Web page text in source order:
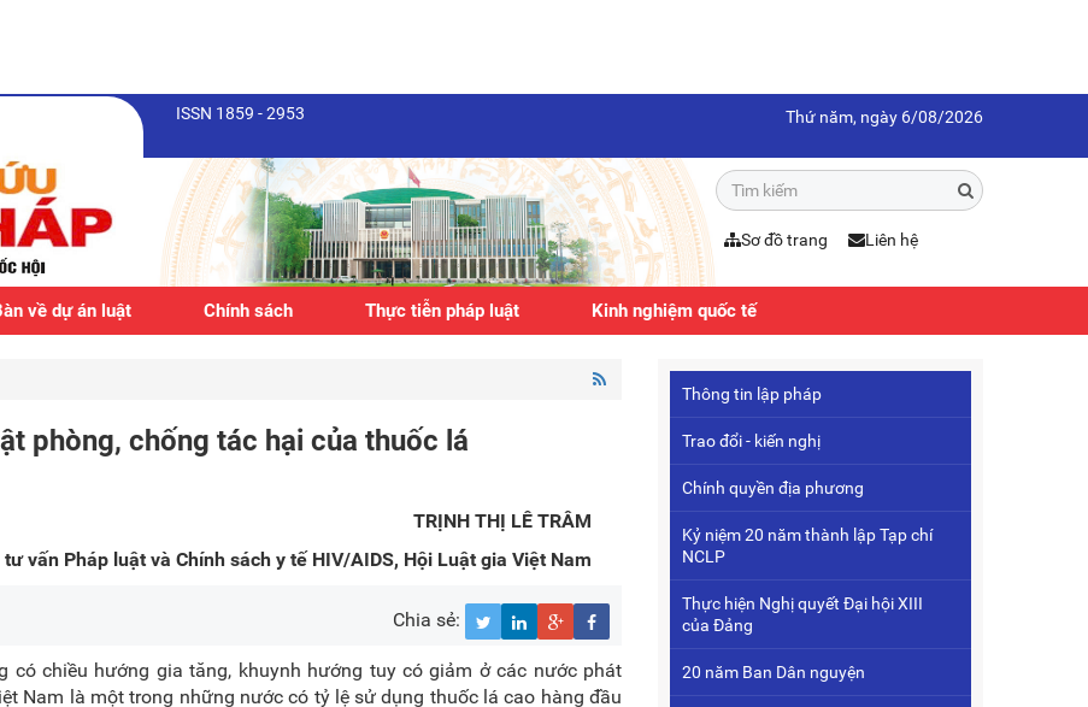
ISSN 1859 - 2953 Thứ năm, ngày 6/08/2026
Sơ đồ trang Liên hệ
về dự án luật Chính sách Thực tiễn pháp luật Kinh nghiệm quốc tế
phòng, chống tác hại của thuốc lá
TRỊNH THỊ LÊ TRÂM
vấn Pháp luật và Chính sách y tế HIV/AIDS, Hội Luật gia Việt Nam
Chia sẻ:
có chiều hướng gia tăng, khuynh hướng tuy có giảm ở các nước phát
Nam là một trong những nước có tỷ lệ sử dụng thuốc lá cao hàng đầu
Thông tin lập pháp
Trao đổi - kiến nghị
Chính quyền địa phương
Kỷ niệm 20 năm thành lập Tạp chí
NCLP
Thực hiện Nghị quyết Đại hội XIII
của Đảng
20 năm Ban Dân nguyện